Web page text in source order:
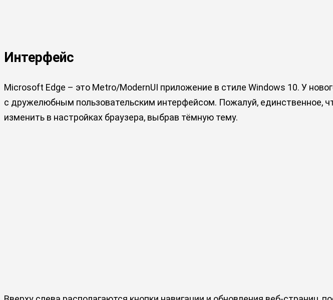
Интерфейс
Microsoft Edge – это Metro/ModernUI приложение в стиле Windows 10. У
с дружелюбным пользовательским интерфейсом. Пожалуй, единственное,
изменить в настройках браузера, выбрав тёмную тему.